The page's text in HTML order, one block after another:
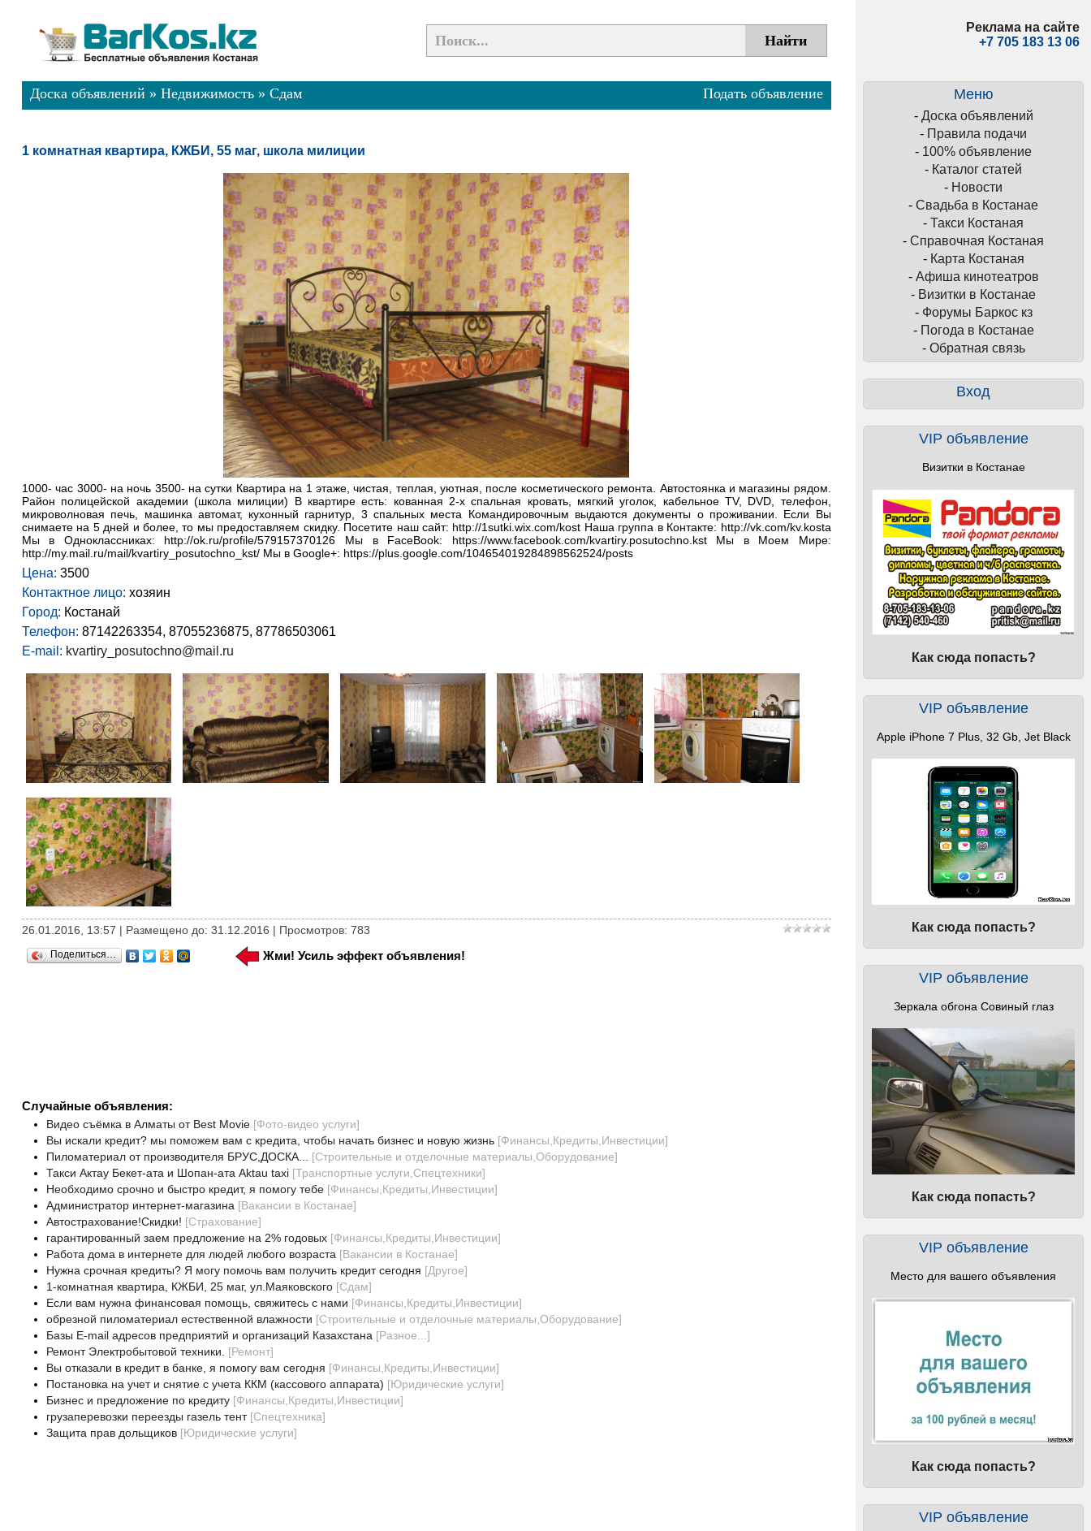
Реклама на сайте
+7 705 183 13 06
Меню
- Доска объявлений
- Правила подачи
- 100% объявление
- Каталог статей
- Новости
- Свадьба в Костанае
- Такси Костаная
- Справочная Костаная
- Карта Костаная
- Афиша кинотеатров
- Визитки в Костанае
- Форумы Баркос кз
- Погода в Костанае
- Обратная связь
Вход
VIP объявление
Визитки в Костанае
Как сюда попасть?
VIP объявление
Apple iPhone 7 Plus, 32 Gb, Jet Black
Как сюда попасть?
VIP объявление
Зеркала обгона Совиный глаз
Как сюда попасть?
VIP объявление
Место для вашего объявления
Как сюда попасть?
VIP объявление
Подать объявление
Доска объявлений » Недвижимость» Сдам
1 комнатная квартира, КЖБИ, 55 маг, школа милиции
1000- час 3000- на ночь 3500- на сутки Квартира на 1 этаже, чистая, теплая, уютная, после косметического ремонта. Автостоянка и магазины рядом.
Район полицейской академии (школа милиции) В квартире есть: кованная 2-х спальная кровать, мягкий уголок, кабельное TV, DVD, телефон,
микроволновая печь, машинка автомат, кухонный гарнитур, 3 спальных места Командировочным выдаются документы о проживании. Если Вы
снимаете на 5 дней и более, то мы предоставляем скидку. Посетите наш сайт: http://1sutki.wix.com/kost Наша группа в Контакте: http://vk.com/kv.kosta
Мы в Одноклассниках: http://ok.ru/profile/579157370126 Мы в FaceBook: https://www.facebook.com/kvartiry.posutochno.kst Мы в Моем Мире:
http://my.mail.ru/mail/kvartiry_posutochno_kst/ Мы в Google+: https://plus.google.com/104654019284898562524/posts
Цена: 3500
Контактное лицо: хозяин
Город: Костанай
Телефон: 87142263354, 87055236875, 87786503061
E-mail: kvartiry_posutochno@mail.ru
26.01.2016, 13:57 | Размещено до: 31.12.2016 | Просмотров: 783
Поделиться… Жми! Усиль эффект объявления!
Случайные объявления:
Видео съёмка в Алматы от Best Movie [Фото-видео услуги]
Вы искали кредит? мы поможем вам с кредита, чтобы начать бизнес и новую жизнь [Финансы,Кредиты,Инвестиции]
Пиломатериал от производителя БРУС,ДОСКА...
[Строительные и отделочные материалы,Оборудование]
Такси Актау Бекет-ата и Шопан-ата Aktau taxi [Транспортные услуги,Спецтехники]
Необходимо срочно и быстро кредит, я помогу тебе [Финансы,Кредиты,Инвестиции]
Администратор интернет-магазина [Вакансии в Костанае]
Автострахование!Скидки! [Страхование]
гарантированный заем предложение на 2% годовых [Финансы,Кредиты,Инвестиции]
Работа дома в интернете для людей любого возраста [Вакансии в Костанае]
Нужна срочная кредиты? Я могу помочь вам получить кредит сегодня [Другое]
1-комнатная квартира, КЖБИ, 25 маг, ул.Маяковского [Сдам]
Если вам нужна финансовая помощь, свяжитесь с нами [Финансы,Кредиты,Инвестиции]
обрезной пиломатериал естественной влажности [Строительные и отделочные материалы,Оборудование]
Базы E-mail адресов предприятий и организаций Казахстана [Разное... ]
Ремонт Электробытовой техники.
[Ремонт]
Вы отказали в кредит в банке, я помогу вам сегодня [Финансы,Кредиты,Инвестиции]
Постановка на учет и снятие с учета ККМ (кассового аппарата) [Юридические услуги]
Бизнес и предложение по кредиту [Финансы,Кредиты,Инвестиции]
грузаперевозки переезды газель тент [Спецтехника]
Защита прав дольщиков [Юридические услуги]